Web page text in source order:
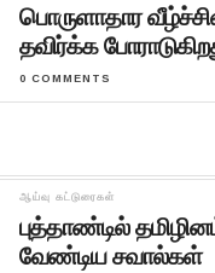
பொருளாதார
தவிர்க்க
0 COMMENTS
ஆய்வு கட்டுரைகள்
புத்தாண்டில்
வேண்டிய சவால்கள்